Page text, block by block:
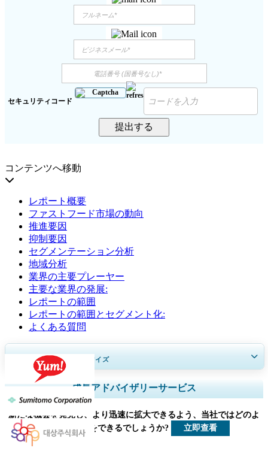
セキュリティコード
提出する
コンテンツへ移動
レポート概要
ファストフード市場の動向
推進要因
抑制要因
セグメンテーション分析
地域分析
業界の主要プレーヤー
主要な業界の発展:
レポートの範囲
レポートの範囲とセグメント化:
よくある質問
時間 の無料カスタマイズ
地域と国のカバレッジを拡大、 セグメント分析、 企業プロフィール、
競合ベンチマーキング、 およびエンドユーザーインサイト。
今すぐカスタマイズ
成長アドバイザリーサービス
新たな機会を発見し、より迅速に拡大できるよう、当社ではどのよ
うなお手伝いをできるでしょうか?
立即查看